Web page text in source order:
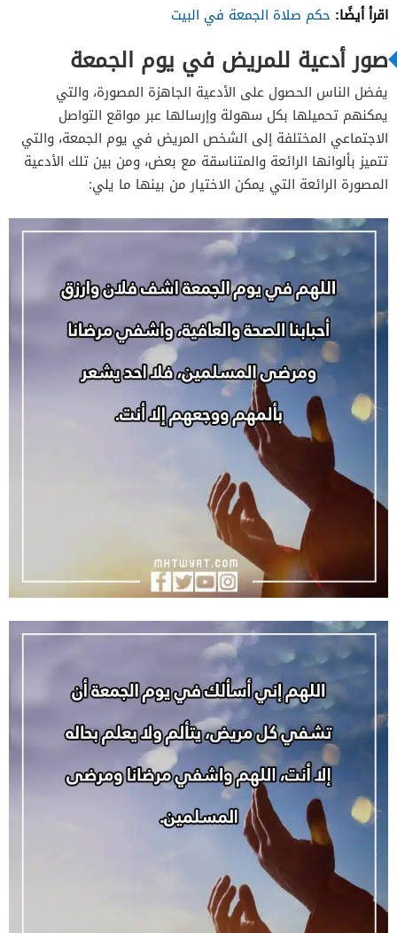
اقرأ أيضًا: حكم صلاة الجمعة في البيت
صور أدعية للمريض في يوم الجمعة
يفضل الناس الحصول على الأدعية الجاهزة المصورة، والتي
يمكنهم تحميلها بكل سهولة وإرسالها عبر مواقع التواصل
الاجتماعي المختلفة إلى الشخص المريض في يوم الجمعة، والتي
تتميز بألوانها الرائعة والمتناسقة مع بعض، ومن بين تلك الأدعية
المصورة الرائعة التي يمكن الاختيار من بينها ما يلي: